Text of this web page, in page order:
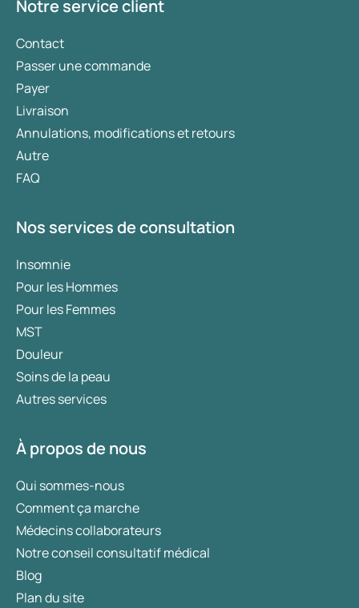
Notre service client
Contact
Passer une commande
Payer
Livraison
Annulations, modifications et retours
Autre
FAQ
Nos services de consultation
Insomnie
Pour les Hommes
Pour les Femmes
MST
Douleur
Soins de la peau
Autres services
À propos de nous
Qui sommes-nous
Comment ça marche
Médecins collaborateurs
Notre conseil consultatif médical
Blog
Plan du site